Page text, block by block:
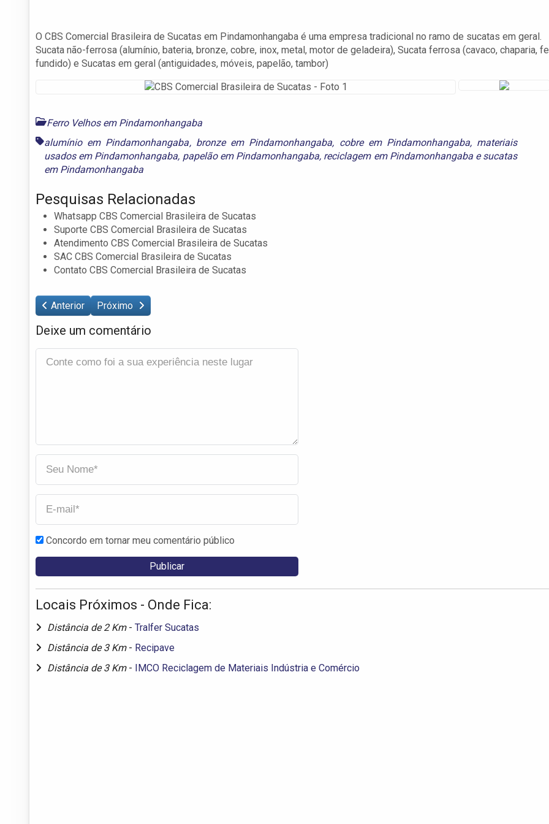
O CBS Comercial Brasileira de Sucatas em Pindamonhangaba é uma empresa tradicional no ramo de sucatas em geral.
Sucata não-ferrosa (alumínio, bateria, bronze, cobre, inox, metal, motor de geladeira), Sucata ferrosa (cavaco, chaparia,
fundido) e Sucatas em geral (antiguidades, móveis, papelão, tambor)
Ferro Velhos em Pindamonhangaba
alumínio em Pindamonhangaba, bronze em Pindamonhangaba, cobre em Pindamonhangaba, materiais
usados em Pindamonhangaba, papelão em Pindamonhangaba, reciclagem em Pindamonhangabaesucatas
em Pindamonhangaba
Pesquisas Relacionadas
Whatsapp CBS Comercial Brasileira de Sucatas
Suporte CBS Comercial Brasileira de Sucatas
Atendimento CBS Comercial Brasileira de Sucatas
SAC CBS Comercial Brasileira de Sucatas
Contato CBS Comercial Brasileira de Sucatas
Anterior Próximo
Deixe um comentário
Concordo em tornar meu comentário público
Locais Próximos - Onde Fica:
Distância de 2 Km - Tralfer Sucatas
Distância de 3 Km - Recipave
Distância de 3 Km - IMCO Reciclagem de Materiais Indústria e Comércio